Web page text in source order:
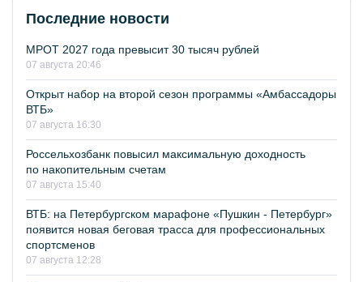
Последние новости
МРОТ 2027 года превысит 30 тысяч рублей
07 августа 20:46
Открыт набор на второй сезон программы «Амбассадоры
ВТБ»
07 августа 16:30
Россельхозбанк повысил максимальную доходность
по накопительным счетам
07 августа 15:40
ВТБ: на Петербургском марафоне «Пушкин - Петербург»
появится новая беговая трасса для профессиональных
спортсменов
07 августа 12:28